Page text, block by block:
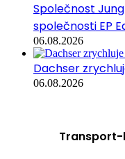
Společnost
společnosti EP
06.08.2026
Dachser
06.08.2026
Transport-